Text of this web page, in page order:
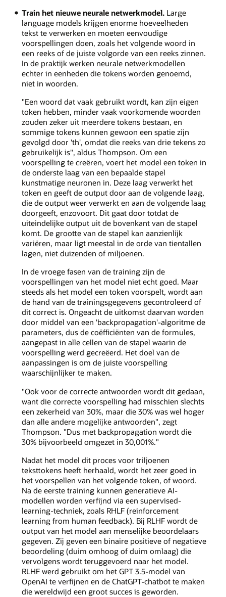
Train het nieuwe neurale netwerkmodel.Large
language models krijgen enorme hoeveelheden
tekst te verwerken en moeten eenvoudige
voorspellingen doen, zoals het volgende woord in
een reeks of de juiste volgorde van een reeks zinnen.
In de praktijk werken neurale netwerkmodellen
echter in eenheden die tokens worden genoemd,
niet in woorden.
"Een woord dat vaak gebruikt wordt, kan zijn eigen
token hebben, minder vaak voorkomende woorden
zouden zeker uit meerdere tokens bestaan, en
sommige tokens kunnen gewoon een spatie zijn
gevolgd door 'th', omdat die reeks van drie tekens zo
gebruikelijk is", aldus Thompson. Om een
voorspelling te creëren, voert het model een token in
de onderste laag van een bepaalde stapel
kunstmatige neuronen in. Deze laag verwerkt het
token en geeft de output door aan de volgende laag,
die de output weer verwerkt en aan de volgende laag
doorgeeft, enzovoort. Dit gaat door totdat de
uiteindelijke output uit de bovenkant van de stapel
komt. De grootte van de stapel kan aanzienlijk
variëren, maar ligt meestal in de orde van tientallen
lagen, niet duizenden of miljoenen.
In de vroege fasen van de training zijn de
voorspellingen van het model niet echt goed. Maar
steeds als het model een token voorspelt, wordt aan
de hand van de trainingsgegevens gecontroleerd of
dit correct is. Ongeacht de uitkomst daarvan worden
door middel van een 'backpropagation'-algoritme de
parameters, dus de coëfficiënten van de formules,
aangepast in alle cellen van de stapel waarin de
voorspelling werd gecreëerd. Het doel van de
aanpassingen is om de juiste voorspelling
waarschijnlijker te maken.
"Ook voor de correcte antwoorden wordt dit gedaan,
want die correcte voorspelling had misschien slechts
een zekerheid van 30%, maar die 30% was wel hoger
dan alle andere mogelijke antwoorden", zegt
Thompson. "Dus met backpropagation wordt die
30% bijvoorbeeld omgezet in 30,001%."
Nadat het model dit proces voor triljoenen
teksttokens heeft herhaald, wordt het zeer goed in
het voorspellen van het volgende token, of woord.
Na de eerste training kunnen generatieve AI-
modellen worden verfijnd via een supervised-
learning-techniek, zoals RHLF (reinforcement
learning from human feedback). Bij RLHF wordt de
output van het model aan menselijke beoordelaars
gegeven. Zij geven een binaire positieve of negatieve
beoordeling (duim omhoog of duim omlaag) die
vervolgens wordt teruggevoerd naar het model.
RLHF werd gebruikt om het GPT 3.5-model van
OpenAI te verfijnen en de ChatGPT-chatbot te maken
die wereldwijd een groot succes is geworden.